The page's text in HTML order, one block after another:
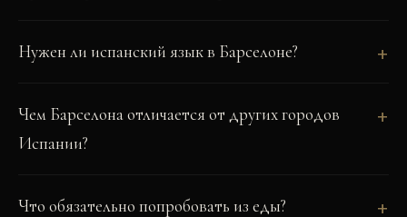
Нужен ли испанский язык в Барселоне?
Чем Барселона отличается от других городов
Испании?
Что обязательно попробовать из еды?